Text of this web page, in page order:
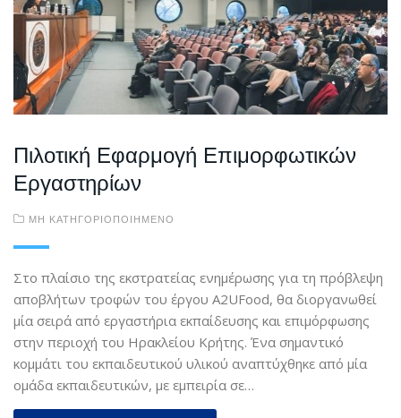
Πιλοτική Εφαρμογή Επιμορφωτικών
Εργαστηρίων
ΜΗ ΚΑΤΗΓΟΡΙΟΠΟΙΗΜΈΝΟ
Στο πλαίσιο της εκστρατείας ενημέρωσης για τη πρόβλεψη
αποβλήτων τροφών του έργου A2UFood, θα διοργανωθεί
μία σειρά από εργαστήρια εκπαίδευσης και επιμόρφωσης
στην περιοχή του Ηρακλείου Κρήτης. Ένα σημαντικό
κομμάτι του εκπαιδευτικού υλικού αναπτύχθηκε από μία
ομάδα εκπαιδευτικών, με εμπειρία σε…